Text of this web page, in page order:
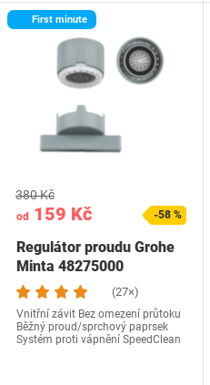
First minute
od 159 Kč
380 Kč
-58 %
Regulátor proudu Grohe
Minta 48275000
(27×)
Vnitřní závit Bez omezení průtoku
Běžný proud/sprchový paprsek
Systém proti vápnění SpeedClean